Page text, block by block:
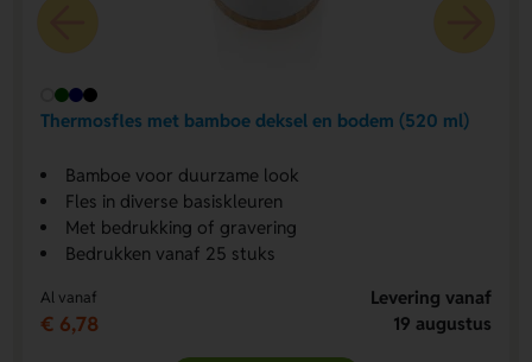
Thermosfles met bamboe deksel en bodem (520 ml)
Bamboe voor duurzame look
Fles in diverse basiskleuren
Met bedrukking of gravering
Bedrukken vanaf 25 stuks
Al vanaf
€ 6,78
Levering vanaf
19 augustus